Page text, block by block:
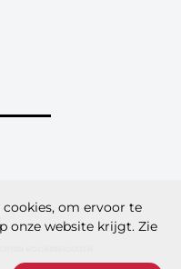
VOORBEHOUDEN.
om ervoor te
onze website krijgt. Zie